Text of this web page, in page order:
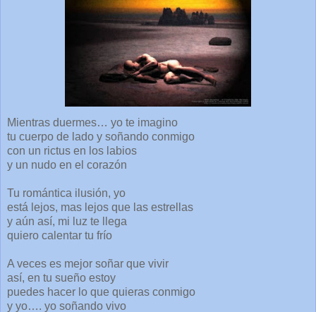
Mientras duermes… yo te imagino
tu cuerpo de lado y soñando conmigo
con un rictus en los labios
y un nudo en el corazón
Tu romántica ilusión, yo
está lejos, mas lejos que las estrellas
y aún así, mi luz te llega
quiero calentar tu frío
A veces es mejor soñar que vivir
así, en tu sueño estoy
puedes hacer lo que quieras conmigo
y yo…. yo soñando vivo